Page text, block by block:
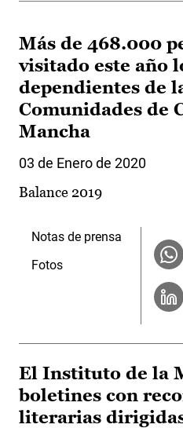
Más de 468.000
visitado este año
dependientes de
Comunidades de
Mancha
03 de Enero de 2020
Balance 2019
Notas de prensa
Fotos
El Instituto de la
boletines con
literarias